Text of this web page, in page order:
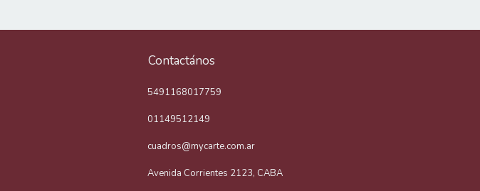
Contactános
5491168017759
01149512149
cuadros@mycarte.com.ar
Avenida Corrientes 2123, CABA